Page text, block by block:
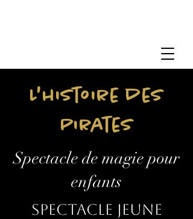
L'histoire des
Pirates
Spectacle de magie pour
enfants
Spectacle jeune